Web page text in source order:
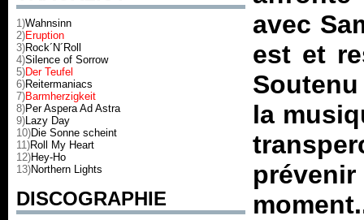
1)Wahnsinn
2)Eruption
3)Rock´N´Roll
4)Silence of Sorrow
5)Der Teufel
6)Reitermaniacs
7)Barmherzigkeit
8)Per Aspera Ad Astra
9)Lazy Day
10)Die Sonne scheint
11)Roll My Heart
12)Hey-Ho
13)Northern Lights
DISCOGRAPHIE
avec
est et
la